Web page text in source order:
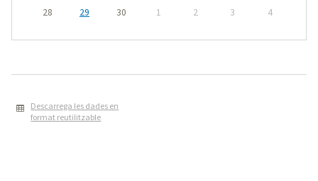
28
29 30 1 2 3 4
Descarrega les dades en
format reutilitzable